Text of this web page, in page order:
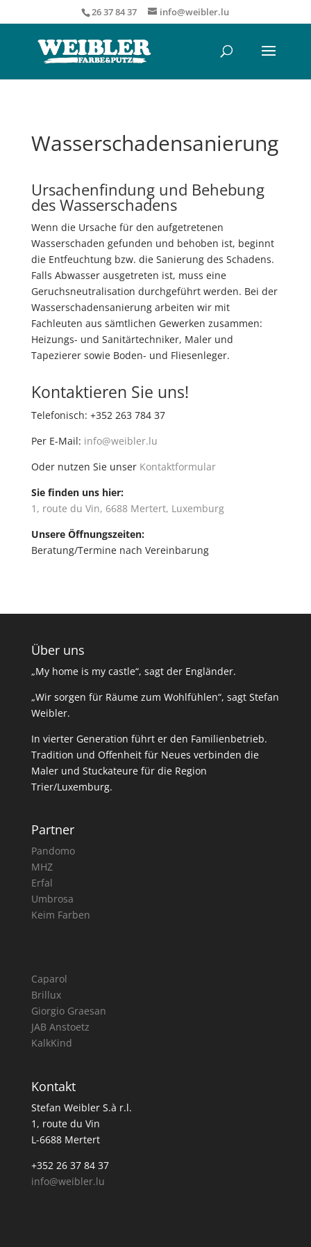
26 37 84 37 info@weibler.lu
Wasserschadensanierung
Ursachenfindung und Behebung
des Wasserschadens
Wenn die Ursache für den aufgetretenen
Wasserschaden gefunden und behoben ist, beginnt
die Entfeuchtung bzw. die Sanierung des Schadens.
Falls Abwasser ausgetreten ist, muss eine
Geruchsneutralisation durchgeführt werden. Bei der
Wasserschadensanierung arbeiten wir mit
Fachleuten aus sämtlichen Gewerken zusammen:
Heizungs- und Sanitärtechniker, Maler und
Tapezierer sowie Boden- und Fliesenleger.
Kontaktieren Sie uns!
Telefonisch: +352 263 784 37
Per E-Mail: info@weibler.lu
Oder nutzen Sie unser Kontaktformular
Sie finden uns hier:
1, route du Vin, 6688 Mertert, Luxemburg
Unsere Öffnungszeiten:
Beratung/Termine nach Vereinbarung
Über uns
„My home is my castle“, sagt der Engländer.
„Wir sorgen für Räume zum Wohlfühlen“, sagt Stefan
Weibler.
In vierter Generation führt er den Familienbetrieb.
Tradition und Offenheit für Neues verbinden die
Maler und Stuckateure für die Region
Trier/Luxemburg.
Partner
Pandomo
MHZ
Erfal
Umbrosa
Keim Farben
Caparol
Brillux
Giorgio Graesan
JAB Anstoetz
KalkKind
Kontakt
Stefan Weibler S.à r.l.
1, route du Vin
L-6688 Mertert
+352 26 37 84 37
info@weibler.lu